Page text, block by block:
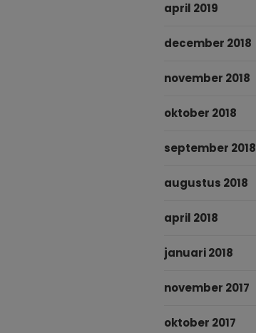
april 2019
december 2018
november 2018
oktober 2018
september 2018
augustus 2018
april 2018
januari 2018
november 2017
oktober 2017